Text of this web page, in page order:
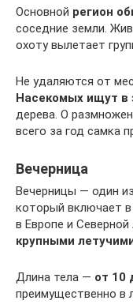
Основной регион
соседние земли.
охоту вылетает
Не удаляются от
Насекомых ищут в
дерева. О
всего за год самка
Вечерница
Вечерницы — один
который включает
в Европе и
крупными
Длина тела — от 10
преимущественно в